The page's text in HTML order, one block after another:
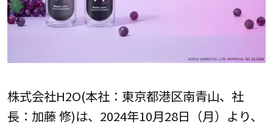
株式会社H2O(本社：東京都港区南青山、社
長：加藤 修)は、2024年10月28日（月）より、